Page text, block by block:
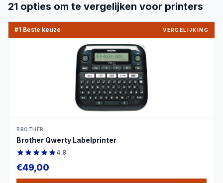
21 opties om te vergelijken voor printers
#1 Beste keuze VERGELIJKING
PRODUCTBEELD
BROTHER
Brother Qwerty Labelprinter
4.8
€49,00